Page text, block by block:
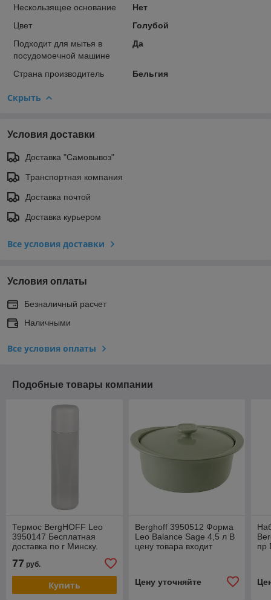
Нескользящее основание
Нет
Цвет
Голубой
Подходит для мытья в
посудомоечной машине
Да
Страна производитель Бельгия
Скрыть
Условия доставки
Доставка "Самовывоз"
Транспортная компания
Доставка почтой
Доставка курьером
Все условия доставки
Условия оплаты
Безналичный расчет
Наличными
Все условия оплаты
Подобные товары компании
Термос BergHOFF Leo
3950147 Бесплатная
доставка по г Минску.
77 руб.
Купить
Berghoff 3950512 Форма
Leo Balance Sage 4,5 л В
цену товара входит
Цену уточняйте
пр